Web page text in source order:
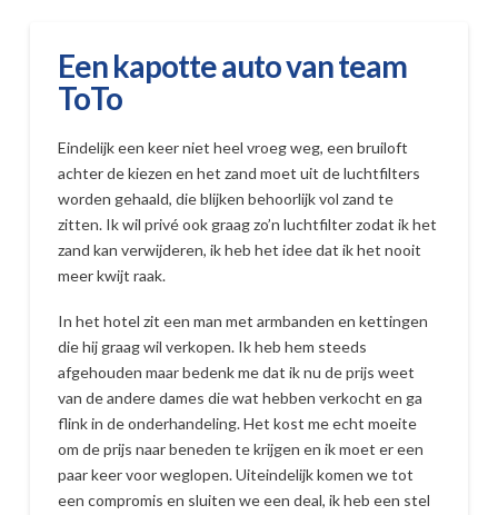
Een kapotte auto van team
ToTo
Eindelijk een keer niet heel vroeg weg, een bruiloft
achter de kiezen en het zand moet uit de luchtfilters
worden gehaald, die blijken behoorlijk vol zand te
zitten. Ik wil privé ook graag zo’n luchtfilter zodat ik het
zand kan verwijderen, ik heb het idee dat ik het nooit
meer kwijt raak.
In het hotel zit een man met armbanden en kettingen
die hij graag wil verkopen. Ik heb hem steeds
afgehouden maar bedenk me dat ik nu de prijs weet
van de andere dames die wat hebben verkocht en ga
flink in de onderhandeling. Het kost me echt moeite
om de prijs naar beneden te krijgen en ik moet er een
paar keer voor weglopen. Uiteindelijk komen we tot
een compromis en sluiten we een deal, ik heb een stel